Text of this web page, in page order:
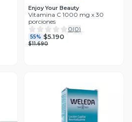
Enjoy Your Beauty
Vitamina C 1000 mg x 30
porciones
0(0)
55% $5.190
$11.690